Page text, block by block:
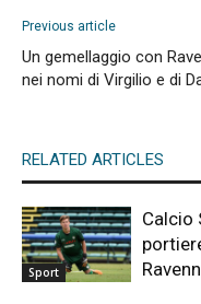
Previous article
Un gemellaggio con
nei nomi di Virgilio e di
RELATED ARTICLES
Sport
Calcio